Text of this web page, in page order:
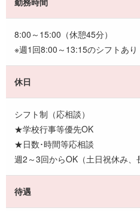
8:00～15:00（休憩45分）
※週1回8:00～13:15のシフトあり
休日
シフト制（応相談）
★学校行事等優先OK
★日数･時間等応相談
週2～3回からOK（土日祝休み、
待遇